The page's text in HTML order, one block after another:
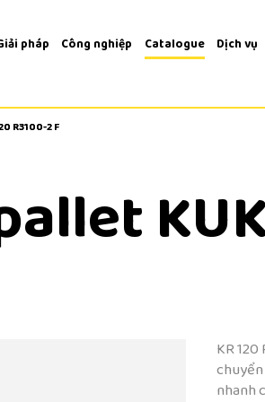
pháp Công nghiệp Catalogue Dịch vụ
R3100-2 F
R3100-2 F
KR
nhanh